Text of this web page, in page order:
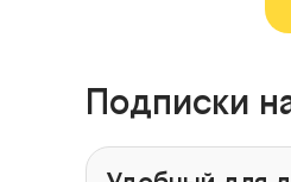
Подписки